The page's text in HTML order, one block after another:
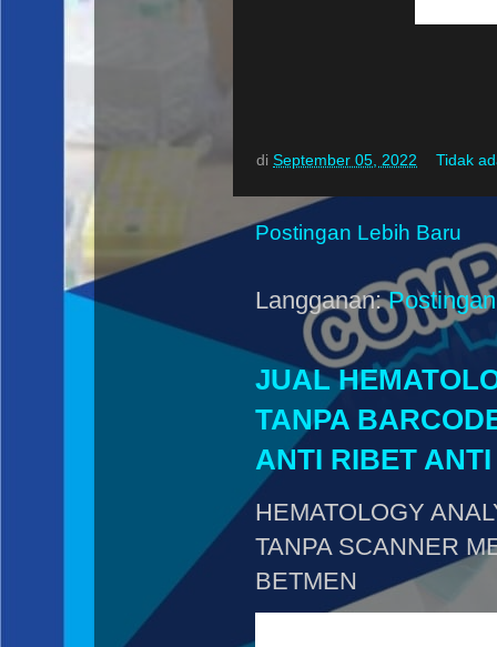
di September 05, 2022 Tidak
Postingan Lebih Baru
Langganan:
JUAL
TANPA
ANTI RIBET
HEMATOLOGY
TANPA SCANNER
BETMEN